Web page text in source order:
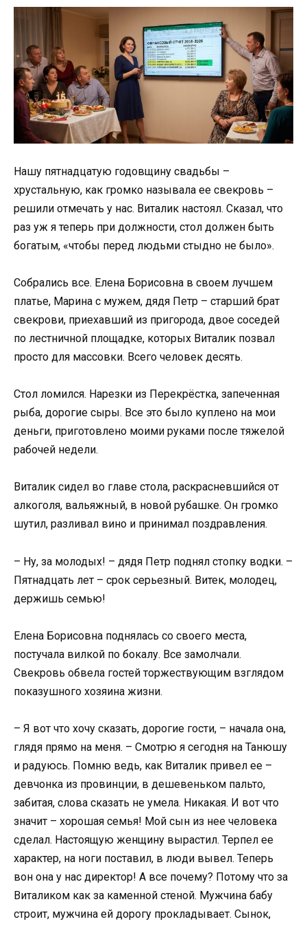
Нашу пятнадцатую годовщину свадьбы –
хрустальную, как громко называла ее свекровь –
решили отмечать у нас. Виталик настоял. Сказал, что
раз уж я теперь при должности, стол должен быть
богатым, «чтобы перед людьми стыдно не было».
Собрались все. Елена Борисовна в своем лучшем
платье, Марина с мужем, дядя Петр – старший брат
свекрови, приехавший из пригорода, двое соседей
по лестничной площадке, которых Виталик позвал
просто для массовки. Всего человек десять.
Стол ломился. Нарезки из Перекрёстка, запеченная
рыба, дорогие сыры. Все это было куплено на мои
деньги, приготовлено моими руками после тяжелой
рабочей недели.
Виталик сидел во главе стола, раскрасневшийся от
алкоголя, вальяжный, в новой рубашке. Он громко
шутил, разливал вино и принимал поздравления.
– Ну, за молодых! – дядя Петр поднял стопку водки. –
Пятнадцать лет – срок серьезный. Витек, молодец,
держишь семью!
Елена Борисовна поднялась со своего места,
постучала вилкой по бокалу. Все замолчали.
Свекровь обвела гостей торжествующим взглядом
показушного хозяина жизни.
– Я вот что хочу сказать, дорогие гости, – начала она,
глядя прямо на меня. – Смотрю я сегодня на Танюшу
и радуюсь. Помню ведь, как Виталик привел ее –
девчонка из провинции, в дешевеньком пальто,
забитая, слова сказать не умела. Никакая. И вот что
значит – хорошая семья! Мой сын из нее человека
сделал. Настоящую женщину вырастил. Терпел ее
характер, на ноги поставил, в люди вывел. Теперь
вон она у нас директор! А все почему? Потому что за
Виталиком как за каменной стеной. Мужчина бабу
строит, мужчина ей дорогу прокладывает. Сынок,